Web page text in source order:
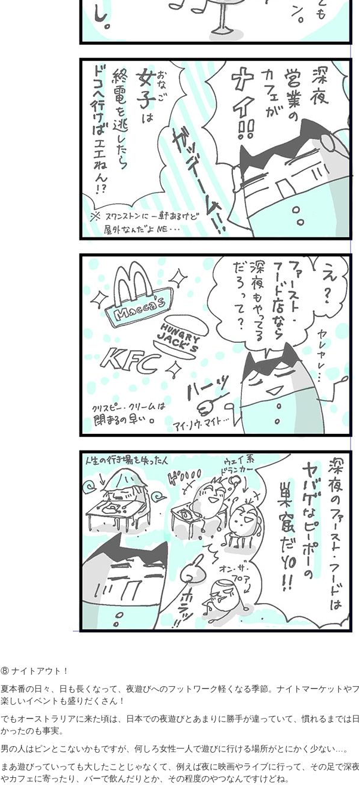
⑧ ナイトアウト！
夏本番の日々、日も長くなって、夜遊びへのフットワーク軽くなる季節。ナイトマーケットや
楽しいイベントも盛りだくさん！
でもオーストラリアに来た頃は、日本での夜遊びとあまりに勝手が違っていて、慣れるまでは
かったのも事実。
男の人はピンとこないかもですが、何しろ女性一人で遊びに行ける場所がとにかく少ない…。
まあ遊びっていっても大したことじゃなくて、例えば夜に映画やライブに行って、その足で深
やカフェに寄ったり、バーで飲んだりとか、その程度のやつなんですけどね。